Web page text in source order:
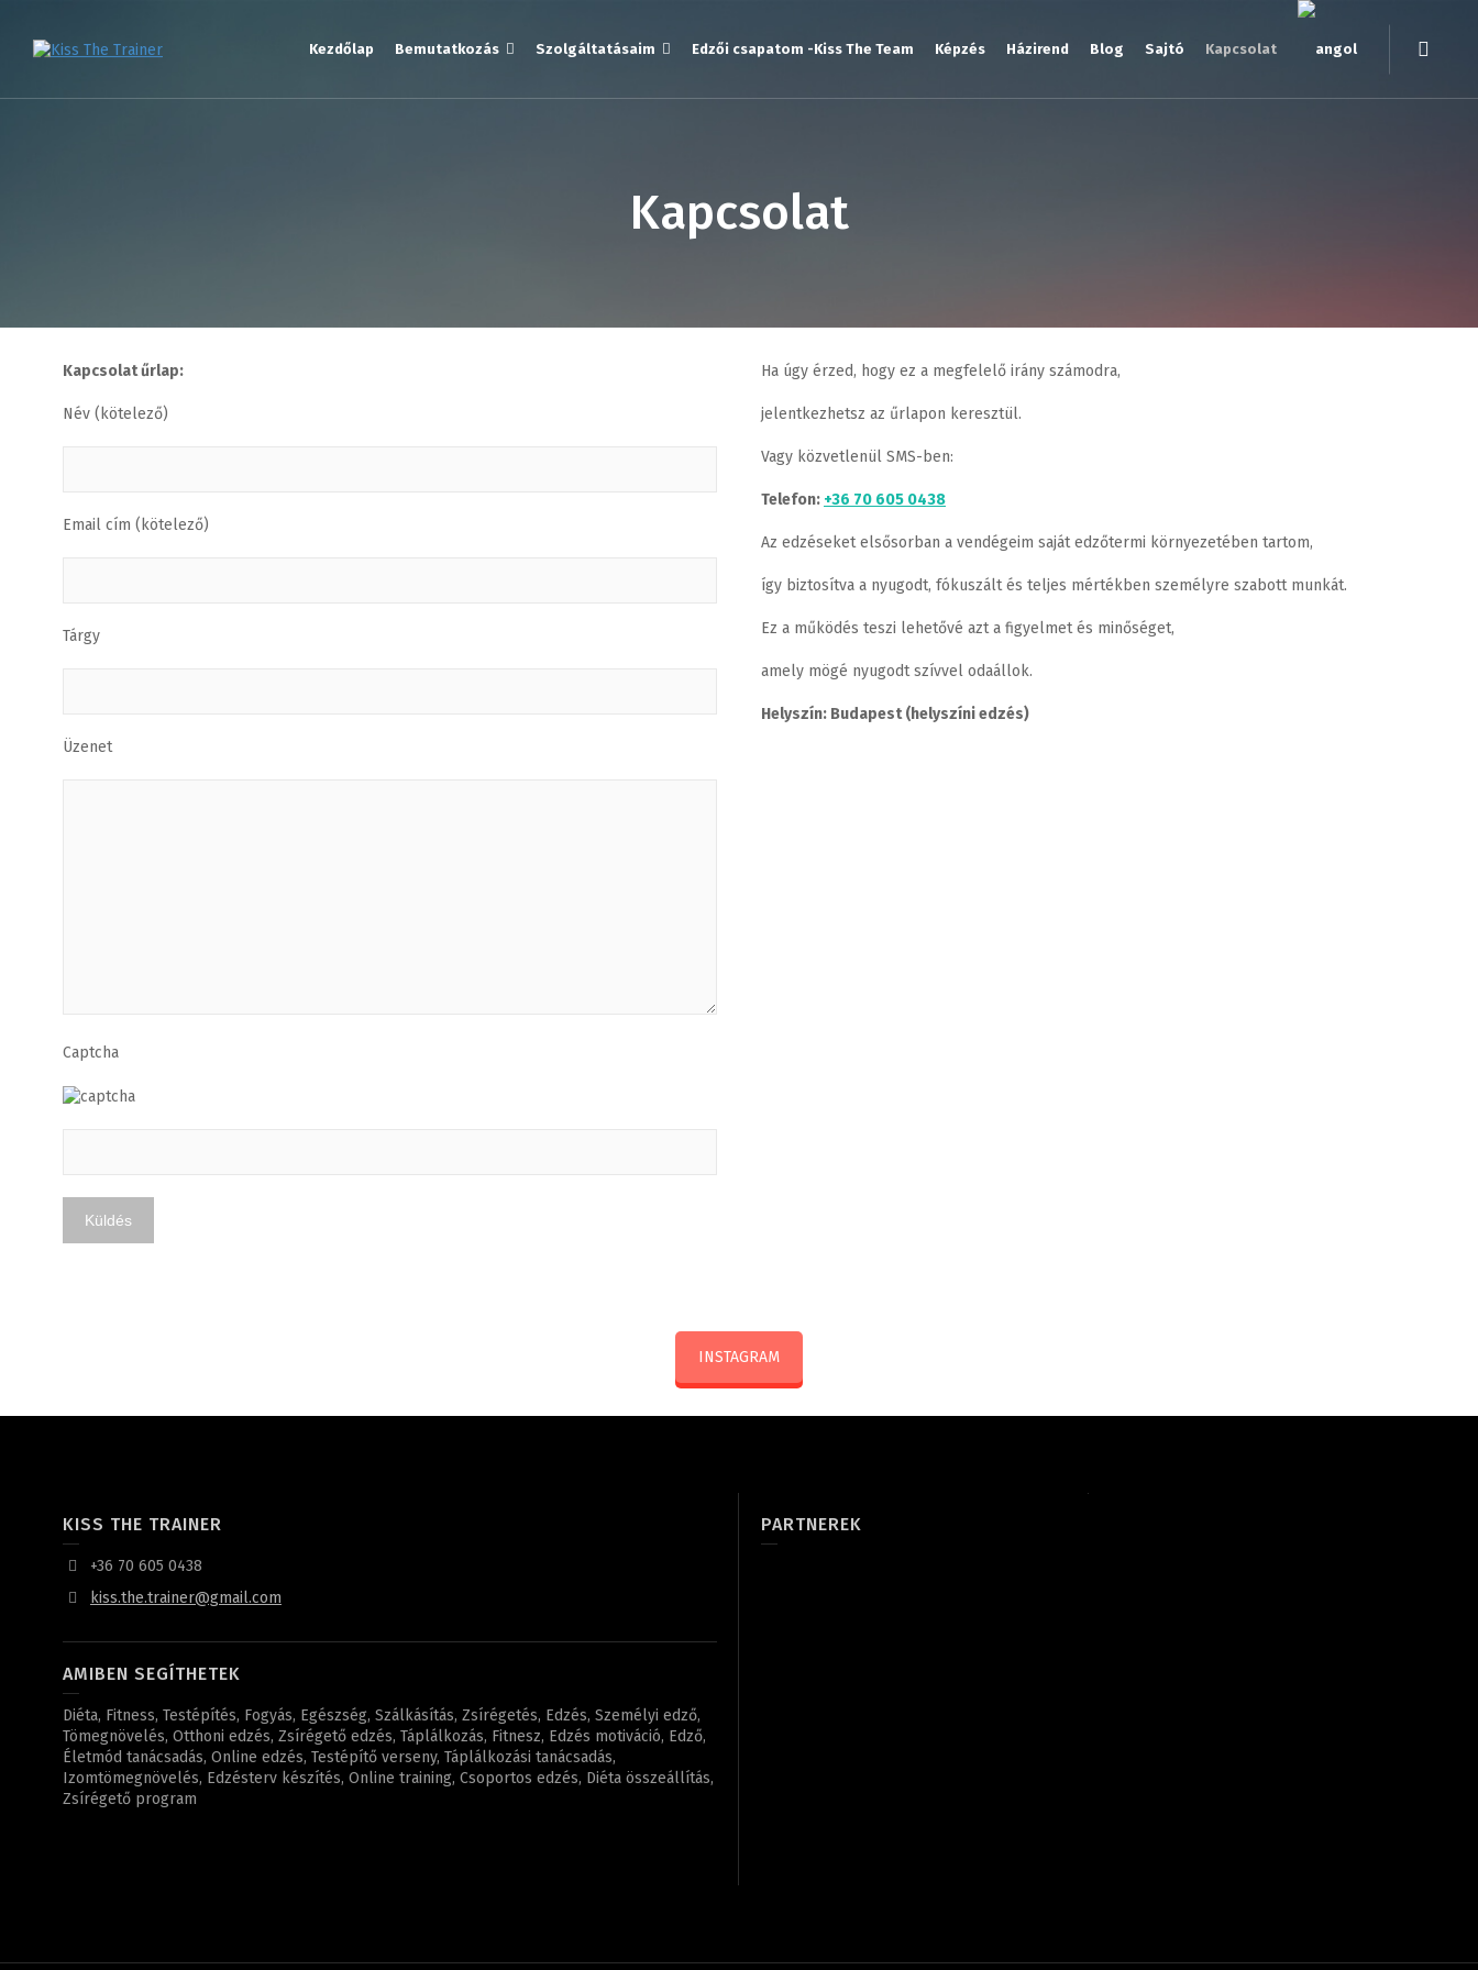
Kezdőlap Bemutatkozás Szolgáltatásaim Edzői csapatom -Kiss The Team Képzés Házirend Blog Sajtó Kapcsolat
Kapcsolat
Kapcsolat űrlap:
Név (kötelező)
Email cím (kötelező)
Tárgy
Üzenet
Captcha
Ha úgy érzed, hogy ez a megfelelő irány számodra,
jelentkezhetsz az űrlapon keresztül.
Vagy közvetlenül SMS-ben:
Telefon: +36 70 605 0438
Az edzéseket elsősorban a vendégeim saját edzőtermi környezetében tartom,
így biztosítva a nyugodt, fókuszált és teljes mértékben személyre szabott munkát.
Ez a működés teszi lehetővé azt a figyelmet és minőséget,
amely mögé nyugodt szívvel odaállok.
Helyszín: Budapest (helyszíni edzés)
INSTAGRAM
KISS THE TRAINER
+36 70 605 0438
kiss.the.trainer@gmail.com
AMIBEN SEGÍTHETEK
Diéta, Fitness, Testépítés, Fogyás, Egészség, Szálkásítás, Zsírégetés, Edzés, Személyi edző,
Tömegnövelés, Otthoni edzés, Zsírégető edzés, Táplálkozás, Fitnesz, Edzés motiváció, Edző,
Életmód tanácsadás, Online edzés, Testépítő verseny, Táplálkozási tanácsadás,
Izomtömegnövelés, Edzésterv készítés, Online training, Csoportos edzés, Diéta összeállítás,
Zsírégető program
PARTNEREK